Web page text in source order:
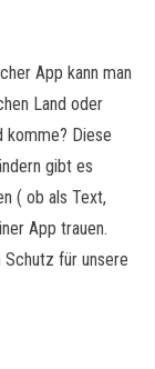
App kann man
Land oder
komme? Diese
gibt es
( ob als Text,
App trauen.
für unsere